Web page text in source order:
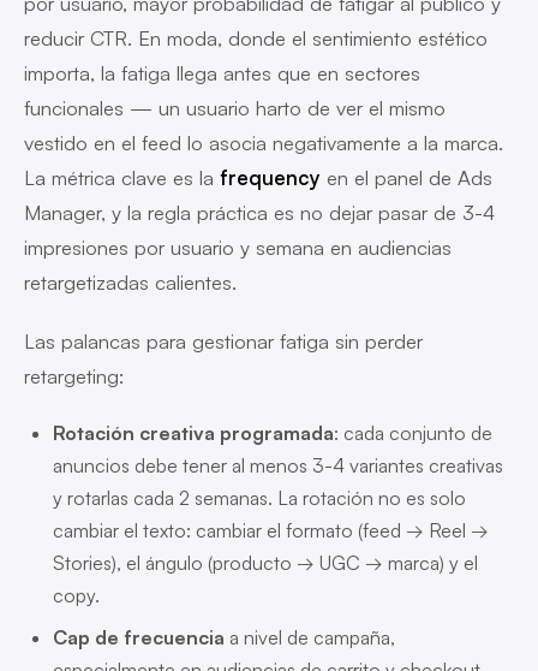
reducir CTR. En moda, donde el sentimiento estético
importa, la fatiga llega antes que en sectores
funcionales — un usuario harto de ver el mismo
vestido en el feed lo asocia negativamente a la marca.
La métrica clave es la frequency en el panel de Ads
Manager, y la regla práctica es no dejar pasar de 3-4
impresiones por usuario y semana en audiencias
retargetizadas calientes.
Las palancas para gestionar fatiga sin perder
retargeting:
Rotación creativa programada: cada conjunto de
anuncios debe tener al menos 3-4 variantes creativas
y rotarlas cada 2 semanas. La rotación no es solo
cambiar el texto: cambiar el formato (feed → Reel →
Stories), el ángulo (producto → UGC → marca) y el
copy.
Cap de frecuencia a nivel de campaña,